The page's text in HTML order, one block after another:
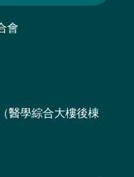
會
醫學綜合大樓後棟